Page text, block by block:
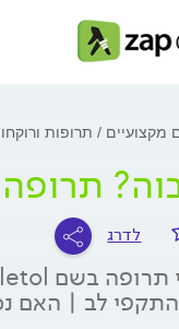
מקצועיים תרופות
לדרג
לב | האם